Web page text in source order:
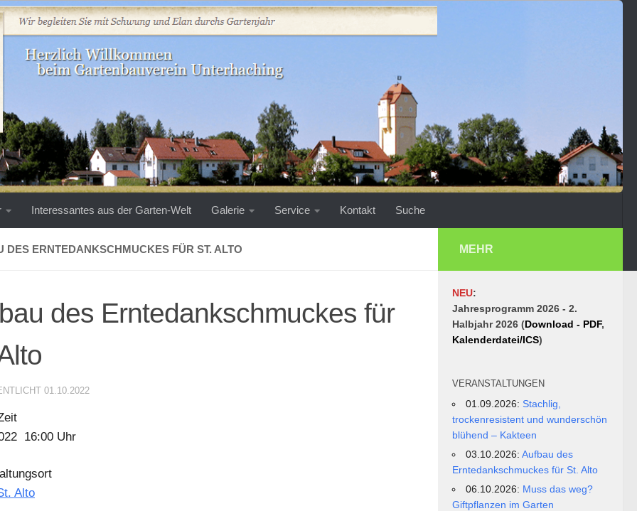
Interessantes aus der Garten-Welt Galerie Service Kontakt Suche
DES ERNTEDANKSCHMUCKES FÜR ST. ALTO
des Erntedankschmuckes für
01.10.2022
16:00 Uhr
Alto
MEHR
NEU:
Jahresprogramm 2026 - 2.
Halbjahr 2026 (Download - PDF,
Kalenderdatei/ICS)
VERANSTALTUNGEN
01.09.2026: Stachlig,
trockenresistent und wunderschön
blühend – Kakteen
03.10.2026:Aufbau des
Erntedankschmuckes für St. Alto
06.10.2026: Muss das weg?
Giftpflanzen im Garten